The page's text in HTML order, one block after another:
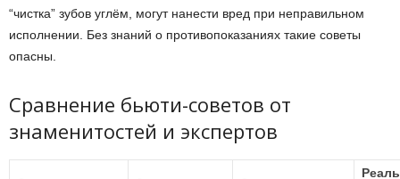
“чистка” зубов углём, могут нанести вред при неправильном
исполнении. Без знаний о противопоказаниях такие советы
опасны.
Сравнение бьюти-советов от
знаменитостей и экспертов